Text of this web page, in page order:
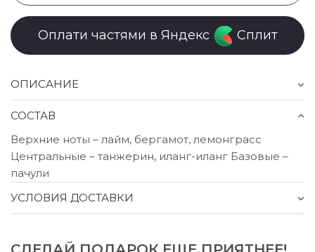
Оплати частями в Яндекс Сплит
ОПИСАНИЕ
СОСТАВ
Верхние ноты – лайм, бергамот, лемонграсс
Центральные – танжерин, иланг-иланг Базовые –
пачули
УСЛОВИЯ ДОСТАВКИ